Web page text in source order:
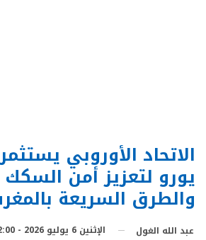
يورو لتعزيز أمن السكك
والطرق السريعة
عبد الله الغول الإثنين 6 يوليو 2026 - 22:00